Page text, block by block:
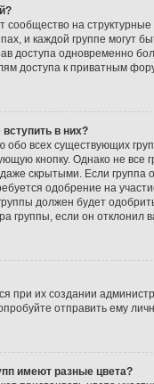
сообщество на
и каждой группе могут
доступа одновременно
доступа к приватным
в них?
всех существующих
кнопку. Однако не
скрытыми. Если
одобрение на
должен будет
группы, если он отклонил
при их создании
отправить ему
имеют разные цвета?